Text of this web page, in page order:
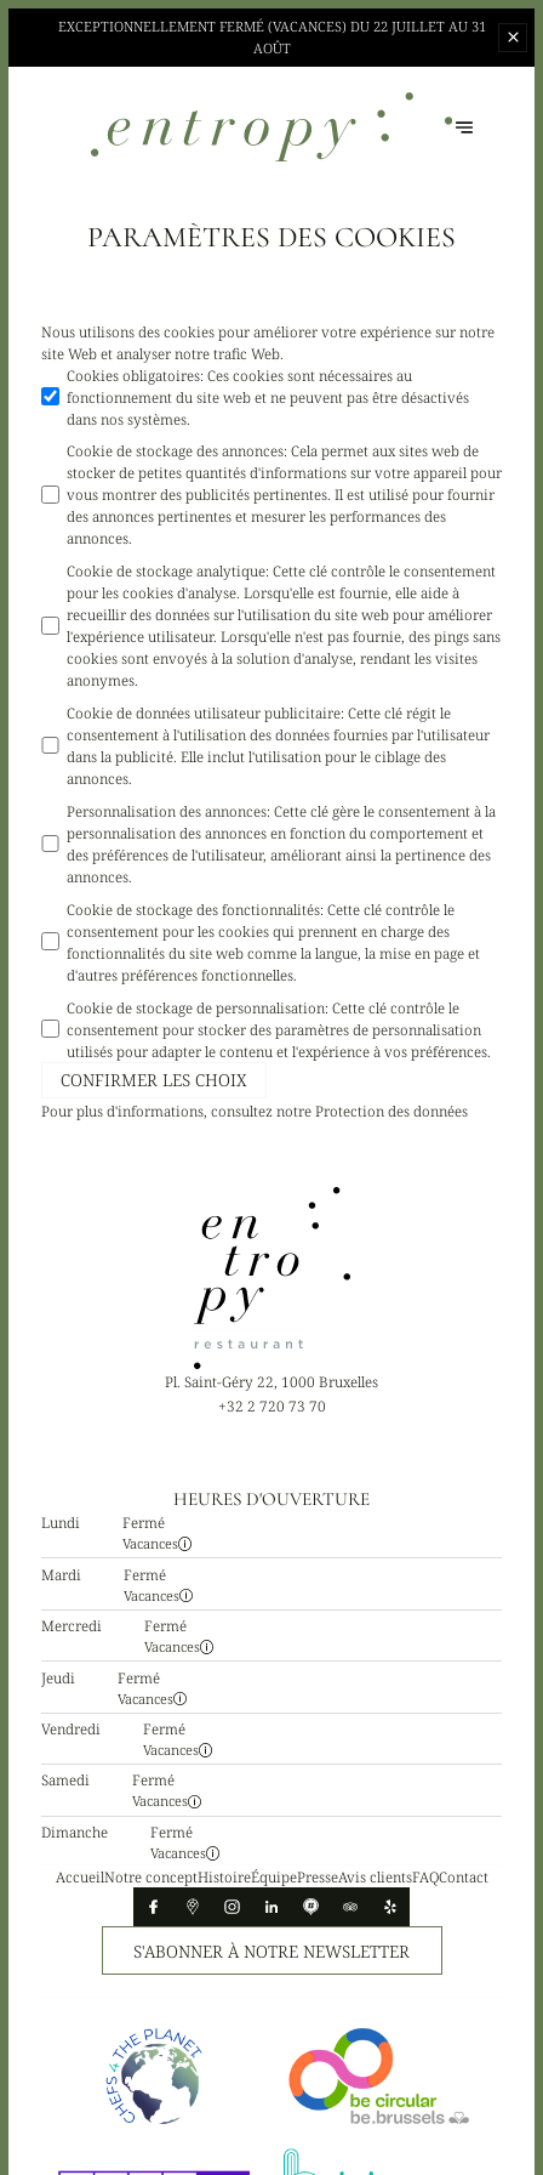
EXCEPTIONNELLEMENT FERMÉ (VACANCES) DU 22 JUILLET AU 31
AOÛT
PARAMÈTRES DES COOKIES
Nous utilisons des cookies pour améliorer votre expérience sur notre
site Web et analyser notre trafic Web.
Cookies obligatoires: Ces cookies sont nécessaires au
fonctionnement du site web et ne peuvent pas être désactivés
dans nos systèmes.
Cookie de stockage des annonces: Cela permet aux sites web de
stocker de petites quantités d'informations sur votre appareil pour
vous montrer des publicités pertinentes. Il est utilisé pour fournir
des annonces pertinentes et mesurer les performances des
annonces.
Cookie de stockage analytique: Cette clé contrôle le consentement
pour les cookies d'analyse. Lorsqu'elle est fournie, elle aide à
recueillir des données sur l'utilisation du site web pour améliorer
l'expérience utilisateur. Lorsqu'elle n'est pas fournie, des pings sans
cookies sont envoyés à la solution d'analyse, rendant les visites
anonymes.
Cookie de données utilisateur publicitaire: Cette clé régit le
consentement à l'utilisation des données fournies par l'utilisateur
dans la publicité. Elle inclut l'utilisation pour le ciblage des
annonces.
Personnalisation des annonces: Cette clé gère le consentement à la
personnalisation des annonces en fonction du comportement et
des préférences de l'utilisateur, améliorant ainsi la pertinence des
annonces.
Cookie de stockage des fonctionnalités: Cette clé contrôle le
consentement pour les cookies qui prennent en charge des
fonctionnalités du site web comme la langue, la mise en page et
d'autres préférences fonctionnelles.
Cookie de stockage de personnalisation: Cette clé contrôle le
consentement pour stocker des paramètres de personnalisation
utilisés pour adapter le contenu et l'expérience à vos préférences.
CONFIRMER LES CHOIX
Pour plus d'informations, consultez notreProtection des données
Pl. Saint-Géry 22, 1000 Bruxelles
+32 2 720 73 70
HEURES D'OUVERTURE
Lundi Fermé
Vacances
Mardi Fermé
Vacances
Mercredi Fermé
Vacances
Jeudi Fermé
Vacances
Vendredi Fermé
Vacances
Samedi Fermé
Vacances
Dimanche Fermé
Vacances
AccueilNotre conceptHistoireÉquipePresseAvis clientsFAQContact
S'ABONNER À NOTRE NEWSLETTER